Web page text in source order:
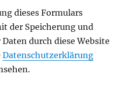
dieses Formulars
der Speicherung und
durch diese Website
Datenschutzerklärung